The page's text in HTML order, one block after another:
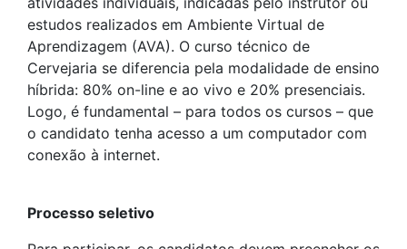
estudos realizados em Ambiente Virtual de
Aprendizagem (AVA). O curso técnico de
Cervejaria se diferencia pela modalidade de ensino
híbrida: 80% on-line e ao vivo e 20% presenciais.
Logo, é fundamental – para todos os cursos – que
o candidato tenha acesso a um computador com
conexão à internet.
Processo seletivo